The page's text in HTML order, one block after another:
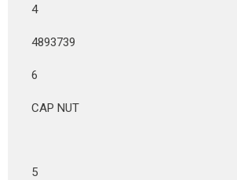
4
4893739
6
CAP NUT
5